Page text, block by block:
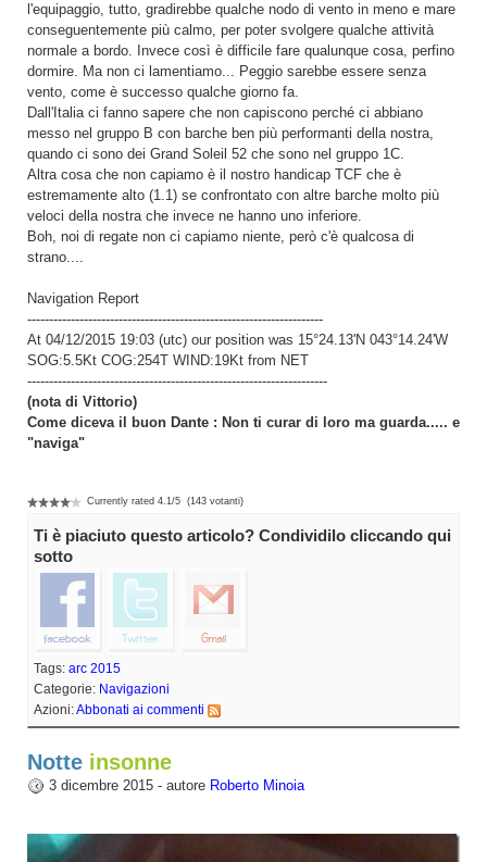
l'equipaggio, tutto, gradirebbe qualche nodo di vento in meno e mare
conseguentemente più calmo, per poter svolgere qualche attività
normale a bordo. Invece così è difficile fare qualunque cosa, perfino
dormire. Ma non ci lamentiamo... Peggio sarebbe essere senza
vento, come è successo qualche giorno fa.
Dall'Italia ci fanno sapere che non capiscono perché ci abbiano
messo nel gruppo B con barche ben più performanti della nostra,
quando ci sono dei Grand Soleil 52 che sono nel gruppo 1C.
Altra cosa che non capiamo è il nostro handicap TCF che è
estremamente alto (1.1) se confrontato con altre barche molto più
veloci della nostra che invece ne hanno uno inferiore.
Boh, noi di regate non ci capiamo niente, però c'è qualcosa di
strano....
Navigation Report
--------------------------------------------------------------------
At 04/12/2015 19:03 (utc) our position was 15°24.13'N 043°14.24'W
SOG:5.5Kt COG:254T WIND:19Kt from NET
---------------------------------------------------------------------
(nota di Vittorio)
Come diceva il buon Dante : Non ti curar di loro ma guarda..... e
"naviga"
Currently rated 4.1/5 (143 votanti)
Ti è piaciuto questo articolo? Condividilo cliccando qui
sotto
Tags: arc 2015
Categorie: Navigazioni
Azioni:Abbonati ai commenti
Notte insonne
3 dicembre 2015 - autore Roberto Minoia